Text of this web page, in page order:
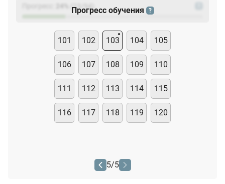
(23
Прогресс обучения ?
101 102 103 104 105
106 107 108 109 110
111 112 113 114 115
116 117 118 119 120
5/5